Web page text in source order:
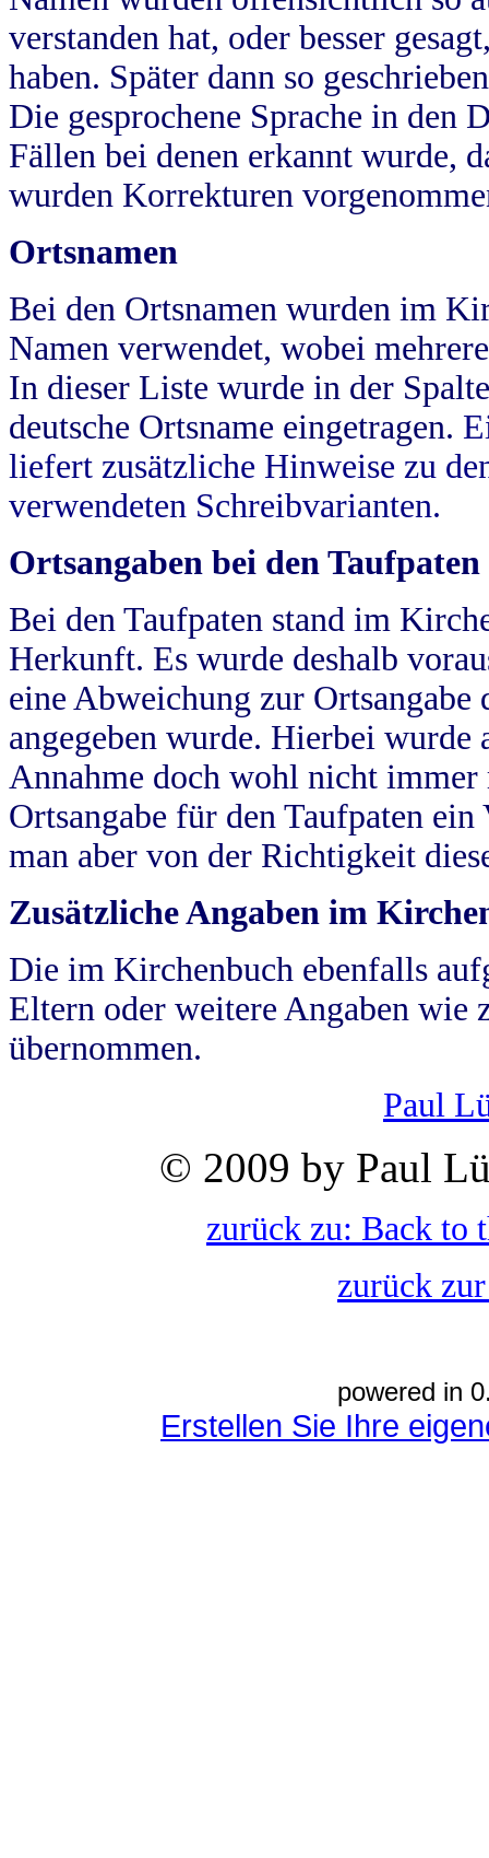
verstanden hat, oder besser
haben. Später dann so
Die gesprochene Sprache in
Fällen bei denen erkannt wurde,
wurden Korrekturen
Ortsnamen
Bei den Ortsnamen wurden im
Namen verwendet, wobei
In dieser Liste wurde in der
deutsche Ortsname eingetragen.
liefert zusätzliche Hinweise zu
verwendeten Schreibvarianten.
Ortsangaben bei den Taufpaten
Bei den Taufpaten stand im
Herkunft. Es wurde deshalb
eine Abweichung zur
angegeben wurde. Hierbei wurde
Annahme doch wohl nicht
Ortsangabe für den Taufpaten
man aber von der Richtigkeit
Zusätzliche Angaben im
Die im Kirchenbuch ebenfalls
Eltern oder weitere Angaben wie
übernommen.
Paul
© 2009 by Paul
zurück zu: Back to
zurück
powered in
Erstellen Sie Ihre